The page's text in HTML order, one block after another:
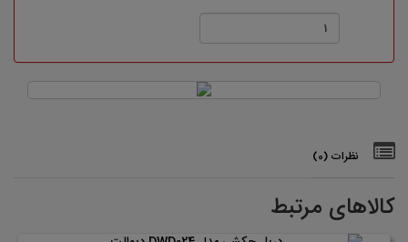
نظرات (0)
کالاهای مرتبط